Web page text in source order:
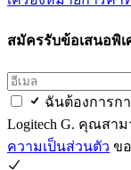
สมัครรับข้อเสนอพิ
ฉันต้องการก
Logitech G. คุณสา
ความเป็นส่วนตัว ขอ